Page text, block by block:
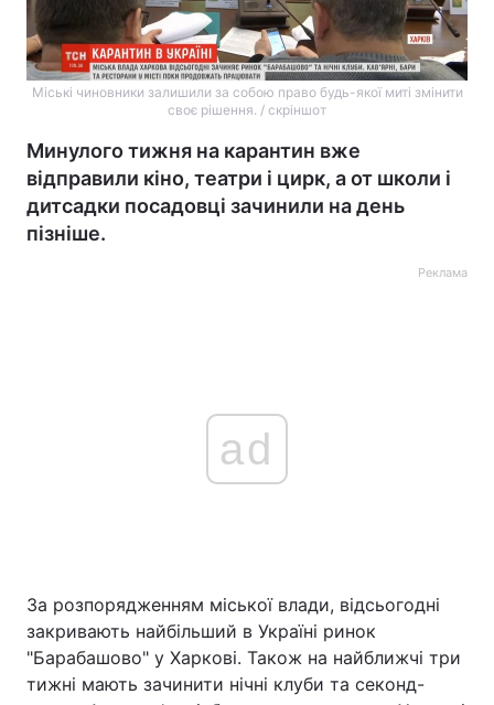
Міські чиновники залишили за собою право будь-якої миті змінити
своє рішення. / скріншот
Минулого тижня на карантин вже
відправили кіно, театри і цирк, а от школи і
дитсадки посадовці зачинили на день
пізніше.
Реклама
ad
За розпорядженням міської влади, відсьогодні
закривають найбільший в Україні ринок
"Барабашово" у Харкові. Також на найближчі три
тижні мають зачинити нічні клуби та секонд-